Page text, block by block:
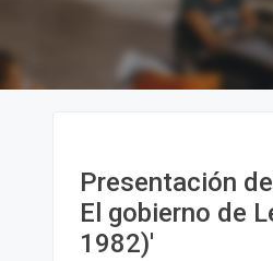
Presentación
El gobierno de
1982)'